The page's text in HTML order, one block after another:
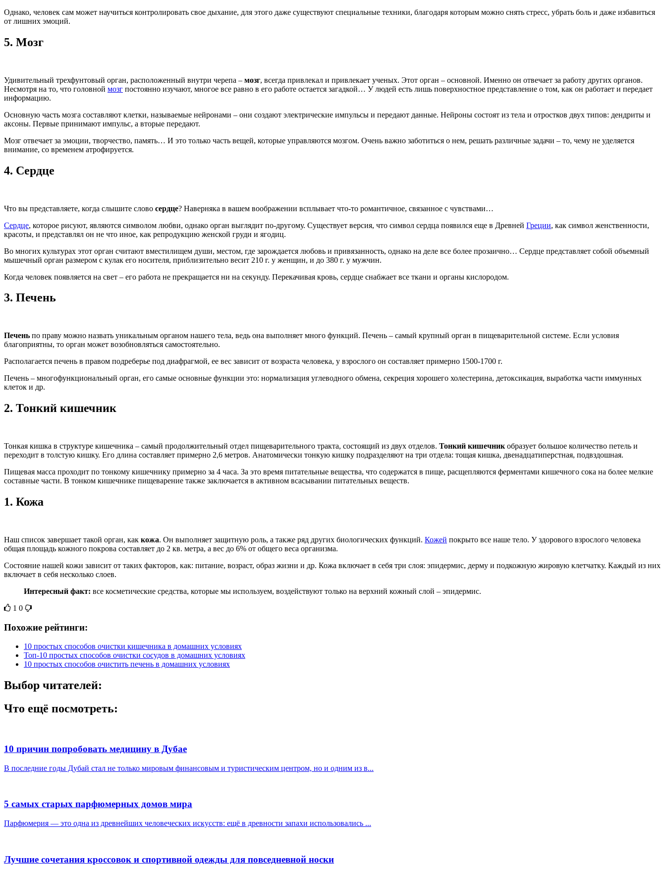
Однако, человек сам может научиться контролировать свое дыхание, для этого даже существуют специальные техники, благодаря которым можно снять стресс, убрать боль и даже избавиться
от лишних эмоций.
5. Мозг
Удивительный трехфунтовый орган, расположенный внутри черепа – мозг, всегда привлекал и привлекает ученых. Этот орган – основной. Именно он отвечает за работу других органов.
Несмотря на то, что головной мозг постоянно изучают, многое все равно в его работе остается загадкой… У людей есть лишь поверхностное представление о том, как он работает и передает
информацию.
Основную часть мозга составляют клетки, называемые нейронами – они создают электрические импульсы и передают данные. Нейроны состоят из тела и отростков двух типов: дендриты и
аксоны. Первые принимают импульс, а вторые передают.
Мозг отвечает за эмоции, творчество, память… И это только часть вещей, которые управляются мозгом. Очень важно заботиться о нем, решать различные задачи – то, чему не уделяется
внимание, со временем атрофируется.
4. Сердце
Что вы представляете, когда слышите слово сердце? Наверняка в вашем воображении всплывает что-то романтичное, связанное с чувствами…
Сердце, которое рисуют, являются символом любви, однако орган выглядит по-другому. Существует версия, что символ сердца появился еще в Древней Греции, как символ женственности,
красоты, и представлял он не что иное, как репродукцию женской груди и ягодиц.
Во многих культурах этот орган считают вместилищем души, местом, где зарождается любовь и привязанность, однако на деле все более прозаично… Сердце представляет собой объемный
мышечный орган размером с кулак его носителя, приблизительно весит 210 г. у женщин, и до 380 г. у мужчин.
Когда человек появляется на свет – его работа не прекращается ни на секунду. Перекачивая кровь, сердце снабжает все ткани и органы кислородом.
3. Печень
Печень по праву можно назвать уникальным органом нашего тела, ведь она выполняет много функций. Печень – самый крупный орган в пищеварительной системе. Если условия
благоприятны, то орган может возобновляться самостоятельно.
Располагается печень в правом подреберье под диафрагмой, ее вес зависит от возраста человека, у взрослого он составляет примерно 1500-1700 г.
Печень – многофункциональный орган, его самые основные функции это: нормализация углеводного обмена, секреция хорошего холестерина, детоксикация, выработка части иммунных
клеток и др.
2. Тонкий кишечник
Тонкая кишка в структуре кишечника – самый продолжительный отдел пищеварительного тракта, состоящий из двух отделов. Тонкий кишечник образует большое количество петель и
переходит в толстую кишку. Его длина составляет примерно 2,6 метров. Анатомически тонкую кишку подразделяют на три отдела: тощая кишка, двенадцатиперстная, подвздошная.
Пищевая масса проходит по тонкому кишечнику примерно за 4 часа. За это время питательные вещества, что содержатся в пище, расщепляются ферментами кишечного сока на более мелкие
составные части. В тонком кишечнике пищеварение также заключается в активном всасывании питательных веществ.
1. Кожа
Наш список завершает такой орган, как кожа. Он выполняет защитную роль, а также ряд других биологических функций. Кожей покрыто все наше тело. У здорового взрослого человека
общая площадь кожного покрова составляет до 2 кв. метра, а вес до 6% от общего веса организма.
Состояние нашей кожи зависит от таких факторов, как: питание, возраст, образ жизни и др. Кожа включает в себя три слоя: эпидермис, дерму и подкожную жировую клетчатку. Каждый из них
включает в себя несколько слоев.
Интересный факт: все косметические средства, которые мы используем, воздействуют только на верхний кожный слой – эпидермис.
1 0
Похожие рейтинги:
10 простых способов очистки кишечника в домашних условиях
Топ-10 простых способов очистки сосудов в домашних условиях
10 простых способов очистить печень в домашних условиях
Выбор читателей:
Что ещё посмотреть:
10 причин попробовать медицину в Дубае
В последние годы Дубай стал не только мировым финансовым и туристическим центром, но и одним из в...
5 самых старых парфюмерных домов мира
Парфюмерия — это одна из древнейших человеческих искусств: ещё в древности запахи использовались ...
Лучшие сочетания кроссовок и спортивной одежды для повседневной носки